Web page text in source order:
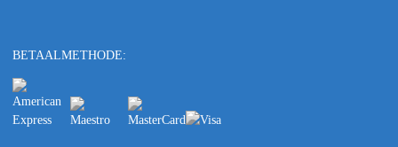
BETAALMETHODE: